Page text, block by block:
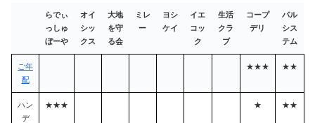
らでぃ
っしゅ
ぼーや
オイ
シッ
クス
大地
を守
る会
ミレ
ー
ヨシ
ケイ
イエ
コッ
ク
生活
クラ
ブ
コープ
デリ
パル
シス
テム
ご年
配
★★★ ★★
ハン
デ
★★★ ★ ★★